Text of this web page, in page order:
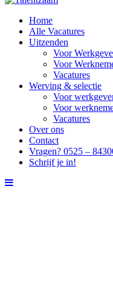
Home
Alle Vacatures
Uitzenden
Voor
Voor
Vacatures
Werving & selectie
Voor
Voor
Vacatures
Over ons
Contact
Vragen? 0525 –
Schrijf je in!